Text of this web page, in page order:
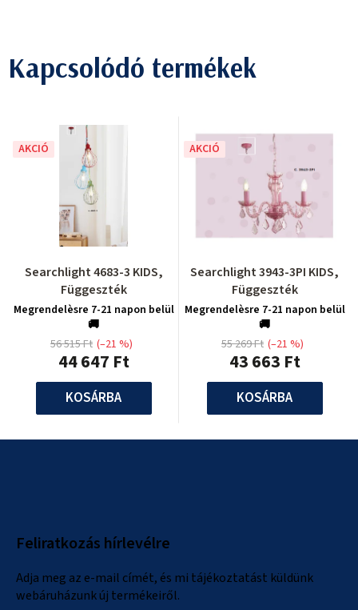
Kapcsolódó termékek
AKCIÓ
Searchlight 4683-3 KIDS,
Függeszték
Megrendelèsre 7-21 napon belül
🚚
44 647 Ft
56 515 Ft (–21 %)
KOSÁRBA
AKCIÓ
Searchlight 3943-3PI KIDS,
Függeszték
Megrendelèsre 7-21 napon belül
🚚
43 663 Ft
55 269 Ft (–21 %)
KOSÁRBA
Feliratkozás hírlevélre
Adja meg az e-mail címét, és mi tájékoztatást küldünk
webáruházunk új termékeiről.